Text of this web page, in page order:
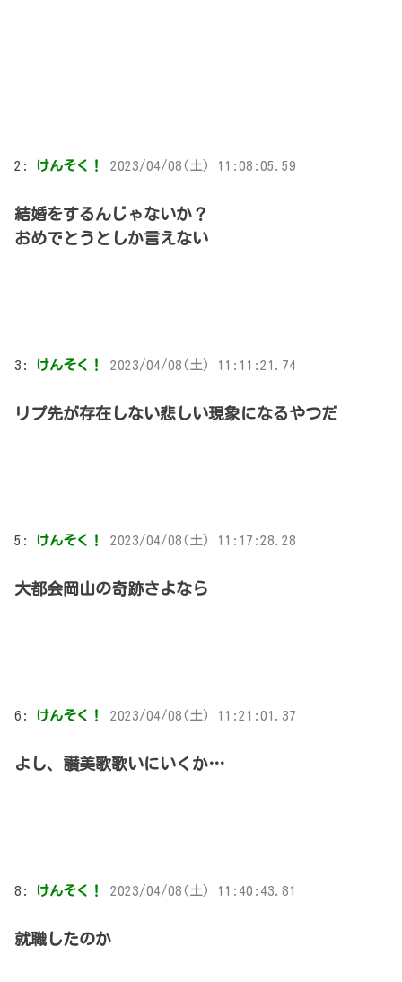
2: けんそく！ 2023/04/08(土) 11:08:05.59
結婚をするんじゃないか？
おめでとうとしか言えない
3: けんそく！ 2023/04/08(土) 11:11:21.74
リプ先が存在しない悲しい現象になるやつだ
5: けんそく！ 2023/04/08(土) 11:17:28.28
大都会岡山の奇跡さよなら
6: けんそく！ 2023/04/08(土) 11:21:01.37
よし、讃美歌歌いにいくか…
8: けんそく！ 2023/04/08(土) 11:40:43.81
就職したのか